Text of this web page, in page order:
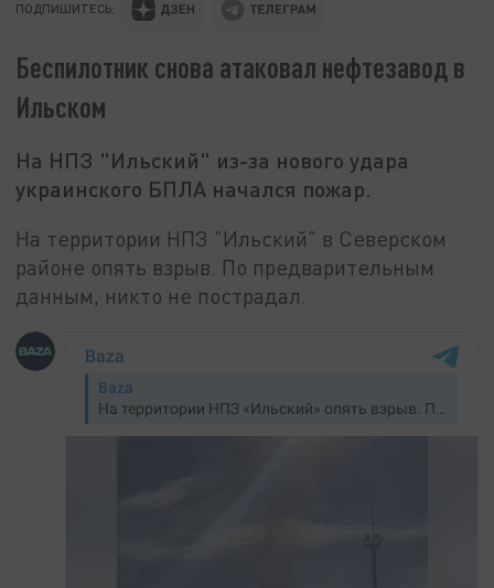
ПОДПИШИТЕСЬ:
Беспилотник снова атаковал нефтезавод в
Ильском
На НПЗ "Ильский" из-за нового удара
украинского БПЛА начался пожар.
На территории НПЗ "Ильский" в Северском
районе опять взрыв. По предварительным
данным, никто не пострадал.